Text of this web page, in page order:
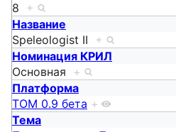
8 +
Название
Speleologist II +
Номинация КРИЛ
Основная +
Платформа
ТОМ 0.9 бета +
Тема